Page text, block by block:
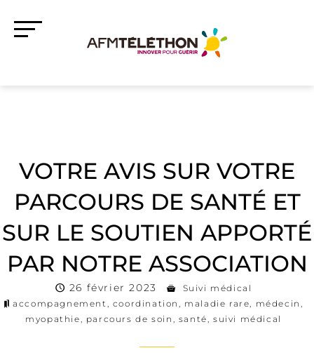
VOTRE AVIS SUR VOTRE
PARCOURS DE SANTÉ ET
SUR LE SOUTIEN APPORTÉ
PAR NOTRE ASSOCIATION
26 février 2023
Suivi médical
accompagnement, coordination , maladie rare, médecin ,
myopathie, parcours de soin , santé, suivi médical